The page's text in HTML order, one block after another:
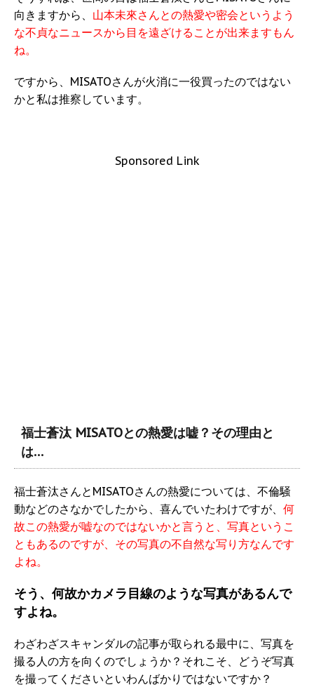
向きますから、 山本未來さんとの熱愛や密会というよう
な不貞なニュースから目を遠ざけることが出来ますもん
ね。
ですから、MISATOさんが火消に一役買ったのではない
かと私は推察しています。
Sponsored Link
福士蒼汰 MISATOとの熱愛は嘘？その理由と
は…
福士蒼汰さんとMISATOさんの熱愛については、不倫騒
動などのさなかでしたから、喜んでいたわけですが、 何
故この熱愛が嘘なのではないかと言うと、写真というこ
ともあるのですが、その写真の不自然な写り方なんです
よね。
そう、何故かカメラ目線のような写真があるんで
すよね。
わざわざスキャンダルの記事が取られる最中に、写真を
撮る人の方を向くのでしょうか？それこそ、どうぞ写真
を撮ってくださいといわんばかりではないですか？